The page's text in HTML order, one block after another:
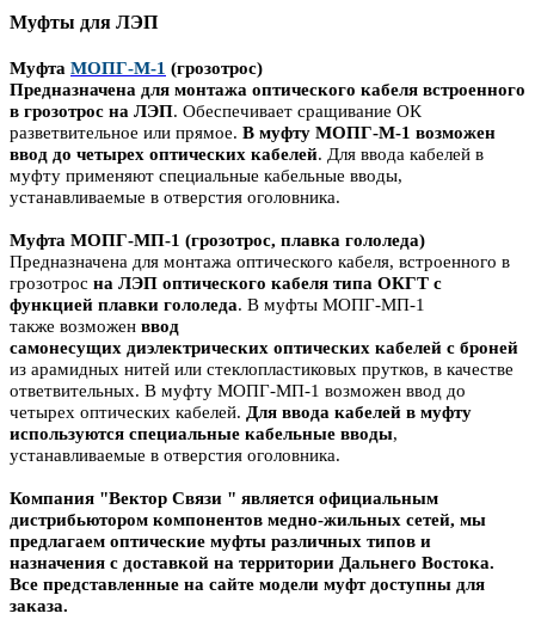
Муфты для ЛЭП
Муфта МОПГ-М-1 (грозотрос)
Предназначена для монтажа оптического кабеля встроенного
в грозотрос на ЛЭП. Обеспечивает сращивание ОК
разветвительное или прямое. В муфту МОПГ-М-1 возможен
ввод до четырех оптических кабелей. Для ввода кабелей в
муфту применяют специальные кабельные вводы,
устанавливаемые в отверстия оголовника.
Муфта МОПГ-МП-1 (грозотрос, плавка гололеда)
Предназначена для монтажа оптического кабеля, встроенного в
грозотрос на ЛЭП оптического кабеля типа ОКГТ с
функцией плавки гололеда. В муфты МОПГ-МП-1
также возможен ввод
самонесущих диэлектрических оптических кабелей с броней
из арамидных нитей или стеклопластиковых прутков, в качестве
ответвительных. В муфту МОПГ-МП-1 возможен ввод до
четырех оптических кабелей. Для ввода кабелей в муфту
используются специальные кабельные вводы,
устанавливаемые в отверстия оголовника.
Компания "Вектор Связи " является официальным
дистрибьютором компонентов медно-жильных сетей, мы
предлагаем оптические муфты различных типов и
назначения с доставкой на территории Дальнего Востока.
Все представленные на сайте модели муфт доступны для
заказа.